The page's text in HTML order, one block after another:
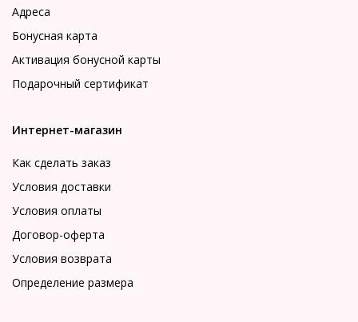
Адреса
Бонусная карта
Активация бонусной карты
Подарочный сертификат
Интернет-магазин
Как сделать заказ
Условия доставки
Условия оплаты
Договор-оферта
Условия возврата
Определение размера